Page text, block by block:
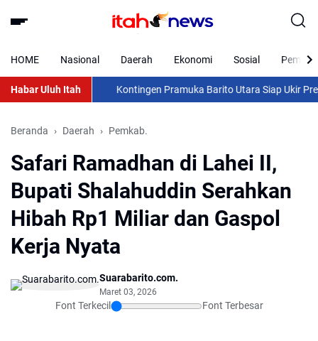
HOME Nasional Daerah Ekonomi Sosial
Habar Uluh Itah Kontingen Pramuka Barito Utara Siap Ukir Prestasi
Beranda Daerah Pemkab.
Safari Ramadhan di Lahei II,
Bupati Shalahuddin Serahkan
Hibah Rp1 Miliar dan Gaspol
Kerja Nyata
Suarabarito.com.
Maret 03, 2026
Font Terkecil Font Terbesar